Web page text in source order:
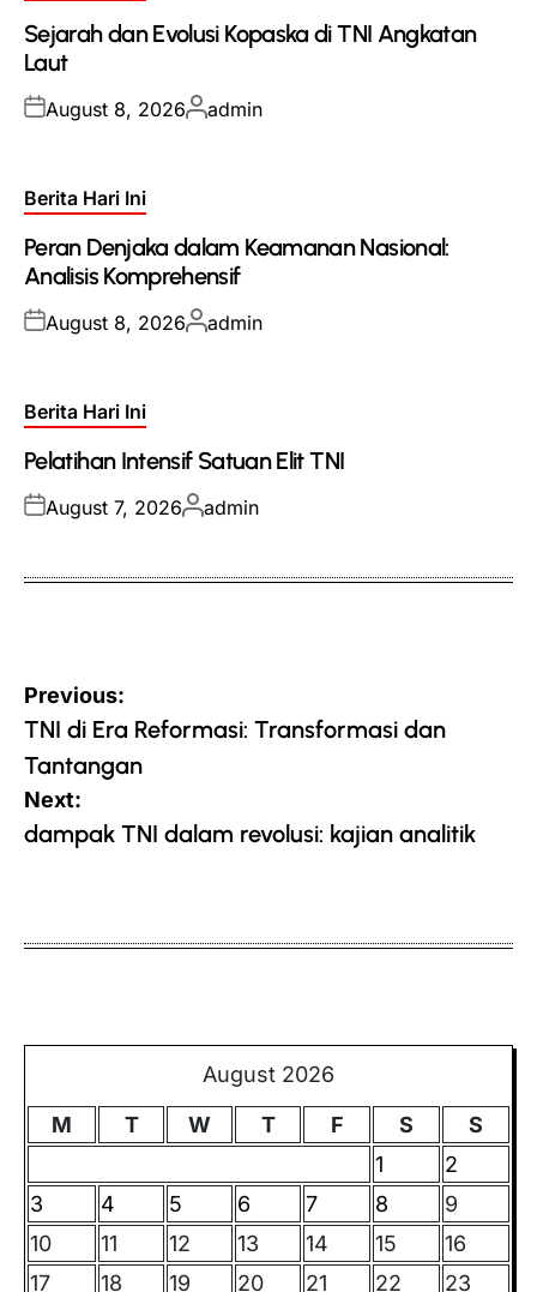
Sejarah dan Evolusi Kopaska di TNI Angkatan
Laut
Posted
August 8, 2026Posted
admin
Posted
Berita Hari Ini
Peran Denjaka dalam Keamanan Nasional:
Analisis Komprehensif
Posted
August 8, 2026Posted
admin
Posted
Berita Hari Ini
Pelatihan Intensif Satuan Elit TNI
Posted
August 7, 2026Posted
admin
Post
navigation
Previous:
TNI di Era Reformasi: Transformasi dan
Tantangan
Next:
dampak TNI dalam revolusi: kajian analitik
August 2026
M
T W T F S
S
1
2
3
4 5 6 7 8
9
10
11 12 13 14 15
16
17
18 19 20 21 22 23